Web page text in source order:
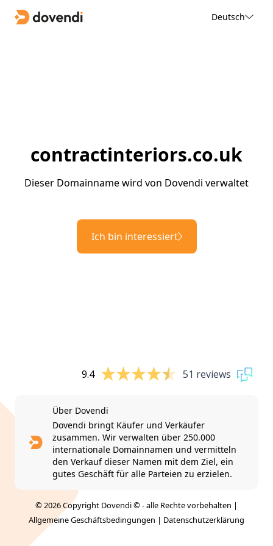
Deutsch
contractinteriors.co.uk
Dieser Domainname wird von Dovendi verwaltet
Ich bin interessiert
9.4 51 reviews
Über Dovendi
Dovendi bringt Käufer und Verkäufer
zusammen. Wir verwalten über 250.000
internationale Domainnamen und vermitteln
den Verkauf dieser Namen mit dem Ziel, ein
gutes Geschäft für alle Parteien zu erzielen.
© 2026 Copyright Dovendi © - alle Rechte vorbehalten |
Allgemeine Geschäftsbedingungen | Datenschutzerklärung